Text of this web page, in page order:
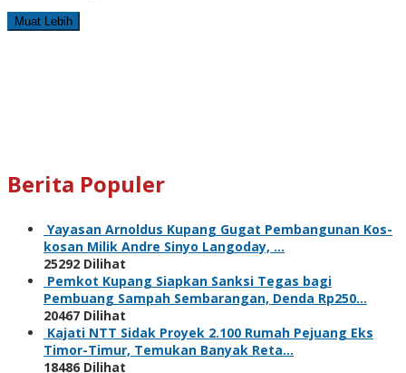
Muat Lebih
Berita Populer
Yayasan Arnoldus Kupang Gugat Pembangunan Kos-
kosan Milik Andre Sinyo Langoday, …
25292 Dilihat
Pemkot Kupang Siapkan Sanksi Tegas bagi
Pembuang Sampah Sembarangan, Denda Rp250…
20467 Dilihat
Kajati NTT Sidak Proyek 2.100 Rumah Pejuang Eks
Timor-Timur, Temukan Banyak Reta…
18486 Dilihat